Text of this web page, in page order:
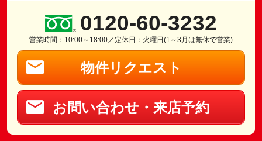
0120-60-3232
営業時間：10:00～18:00／定休日：火曜日(1～3月は無休で営業)
物件リクエスト
お問い合わせ・来店予約